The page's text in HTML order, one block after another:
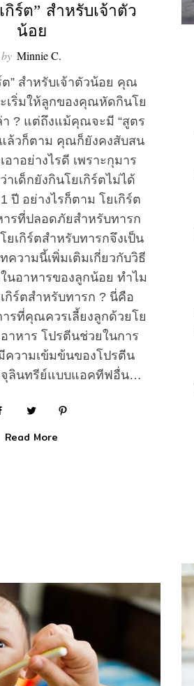
กิร์ต” สำหรับเจ้าตัว
น้อย
by Minnie C.
ต” สำหรับเจ้าตัวน้อย คุณ
เริ่มให้ลูกของคุณหัดกินโย
า ? แต่ถึงแม้คุณจะมี “สูตร
แล้วก็ตาม คุณก็ยังคงสับสน
อาอย่างไรดี เพราะกุมาร
เด็กยังกินโยเกิร์ตไม่ได้
ปี อย่างไรก็ตาม โยเกิร์ต
ารที่ปลอดภัยสำหรับทารก
ยเกิร์ตสำหรับทารกจึงเป็น
ความนี้เพิ่มเติมเกี่ยวกับวิธี
นอาหารของลูกน้อย ทำไม
กิร์ตสำหรับทารก ? นี่คือ
ารที่คุณควรเลี้ยงลูกด้วยโย
าหาร โปรตีนช่วยในการ
ความเข้มข้นของโปรตีน
จุลินทรีย์แบบแอคทีฟอื่น…
Read More